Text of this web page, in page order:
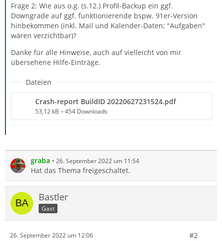
Frage 2: Wie aus o.g. (s.12.) Profil-Backup ein ggf.
Downgrade auf ggf. funktionierende bspw. 91er-Version
hinbekommen (inkl. Mail und Kalender-Daten; "Aufgaben"
wären verzichtbar)?
Danke für alle Hinweise, auch auf vielleicht von mir
übersehene Hilfe-Einträge.
Dateien
Crash-report BuildID 20220627231524.pdf
53,12 kB – 454 Downloads
graba 26. September 2022 um 11:54
Hat das Thema freigeschaltet.
Bastler
Gast
26. September 2022 um 12:06 #2